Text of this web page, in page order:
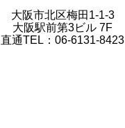
大阪市北区梅田1-1-3
大阪駅前第3ビル 7F
直通TEL：06-6131-8423